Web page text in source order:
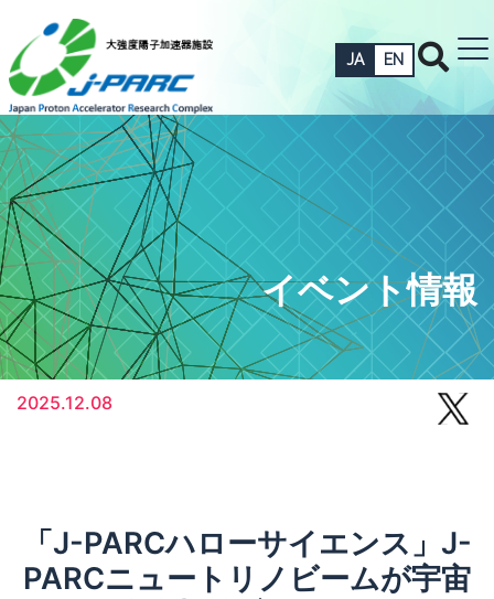
JA EN
イベント情報
2025.12.08
「J-PARCハローサイエンス」J-
PARCニュートリノビームが宇宙